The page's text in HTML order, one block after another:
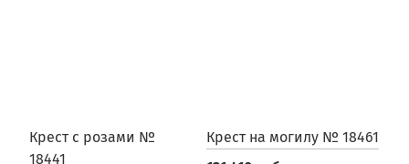
Крест с розами №
18441
Крест на могилу № 18461